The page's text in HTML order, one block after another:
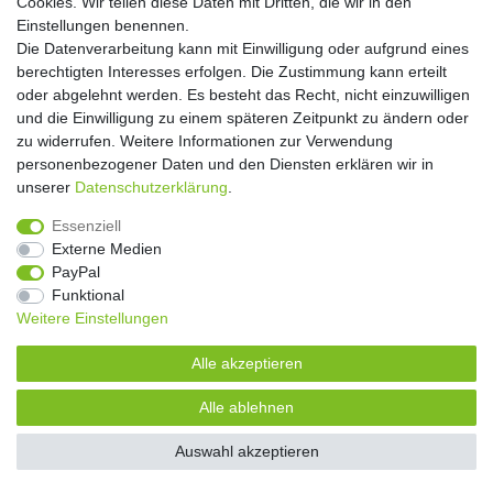
Einstellungen benennen.
Die Datenverarbeitung kann mit Einwilligung oder aufgrund eines
berechtigten Interesses erfolgen. Die Zustimmung kann erteilt
oder abgelehnt werden. Es besteht das Recht, nicht einzuwilligen
und die Einwilligung zu einem späteren Zeitpunkt zu ändern oder
zu widerrufen. Weitere Informationen zur Verwendung
personenbezogener Daten und den Diensten erklären wir in
unserer Daten­schutz­erklärung
Essenziell
Externe Medien
PayPal
Funktional
Weitere Einstellungen
Alle akzeptieren
Alle ablehnen
Auswahl akzeptieren